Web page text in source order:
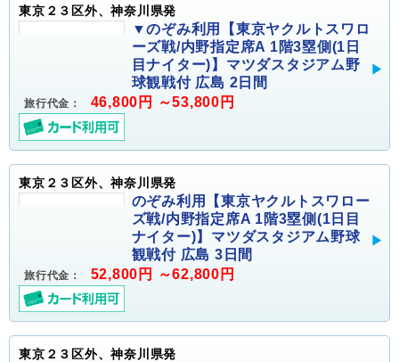
東京２３区外、神奈川県発
▼のぞみ利用【東京ヤクルトスワロ
ーズ戦/内野指定席A 1階3塁側(1日
目ナイター)】マツダスタジアム野
球観戦付 広島 2日間
旅行代金： 46,800円 ～53,800円
東京２３区外、神奈川県発
のぞみ利用【東京ヤクルトスワロー
ズ戦/内野指定席A 1階3塁側(1日目
ナイター)】マツダスタジアム野球
観戦付 広島 3日間
旅行代金： 52,800円 ～62,800円
東京２３区外、神奈川県発